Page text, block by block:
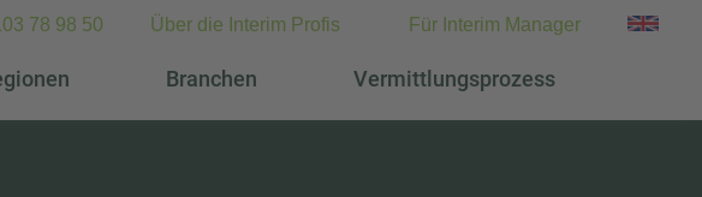
78 98 50 Über die Interim Profis Für Interim Manager
Branchen Vermittlungsprozess